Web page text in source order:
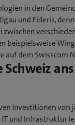
in den
und Fideris,
zwischen
beispielsweise
auf dem Swisscom
Schweiz
Investitionen von
und Infrastruktur